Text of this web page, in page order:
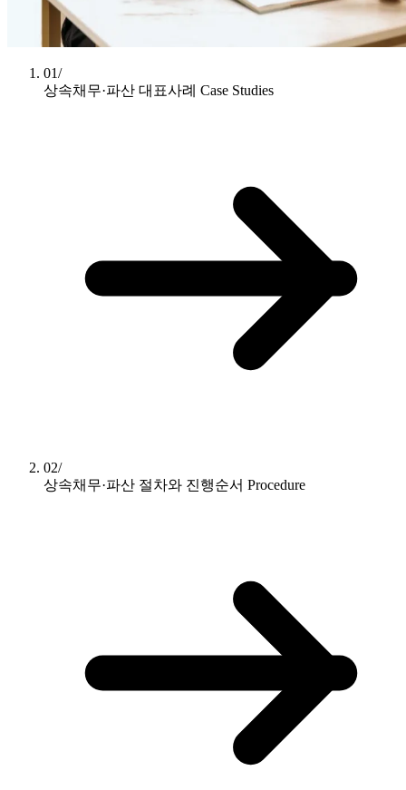
01/
상속채무·파산 대표사례 Case Studies
02/
상속채무·파산 절차와 진행순서 Procedure